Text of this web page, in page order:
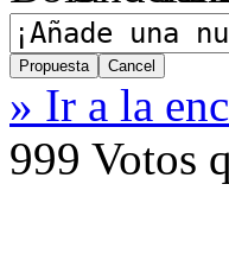
» Ir a la
999 Votos